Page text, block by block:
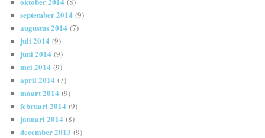
september 2014 (9)
augustus 2014 (7)
juli 2014 (9)
juni 2014 (9)
mei 2014 (9)
april 2014 (7)
maart 2014 (9)
februari 2014 (9)
januari 2014 (8)
december 2013 (9)